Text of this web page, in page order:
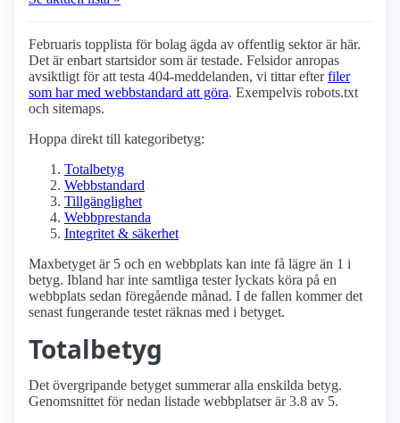
Februaris topplista för bolag ägda av offentlig sektor är här.
Det är enbart startsidor som är testade. Felsidor anropas
avsiktligt för att testa 404-meddelanden, vi tittar efterfiler
som har med webbstandard att göra. Exempelvis robots.txt
och sitemaps.
Hoppa direkt till kategoribetyg:
Totalbetyg
Webbstandard
Tillgänglighet
Webbprestanda
Integritet & säkerhet
Maxbetyget är 5 och en webbplats kan inte få lägre än 1 i
betyg. Ibland har inte samtliga tester lyckats köra på en
webbplats sedan föregående månad. I de fallen kommer det
senast fungerande testet räknas med i betyget.
Totalbetyg
Det övergripande betyget summerar alla enskilda betyg.
Genomsnittet för nedan listade webbplatser är 3.8 av 5.